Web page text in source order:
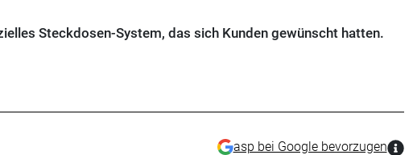
Steckdosen-System, das sich Kunden gewünscht hatten.
asp bei Google bevorzugen